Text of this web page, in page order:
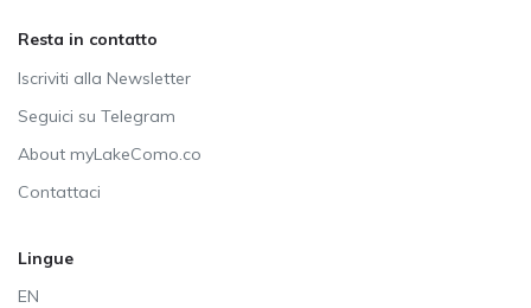
Resta in contatto
Iscriviti alla Newsletter
Seguici su Telegram
About myLakeComo.co
Contattaci
Lingue
EN